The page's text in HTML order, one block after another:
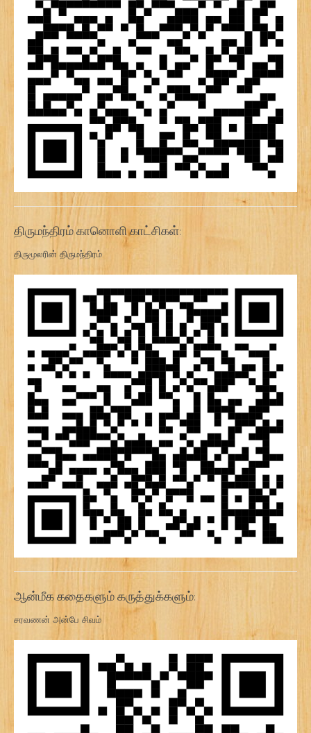
திருமந்திரம் கானொளி காட்சிகள்:
திருமூலரின் திருமந்திரம்
ஆன்மீக கதைகளும் கருத்துக்களும்:
சரவணன் அன்பே சிவம்